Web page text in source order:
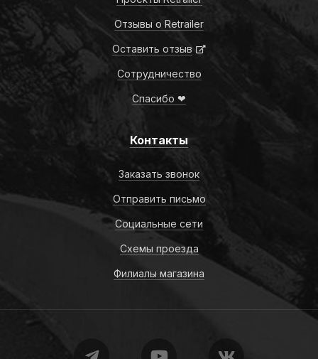
Отзывы о Retrailer
Оставить отзыв
Сотрудничество
Спасибо ❤
Контакты
Заказать звонок
Отправить письмо
Социальные сети
Схемы проезда
Филиалы магазина